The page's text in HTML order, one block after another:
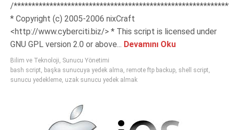
/
* Copyright (c) 2005-2006 nixCraft
<http://www.cyberciti.biz/> * This script is licensed under
GNU GPL version 2.0 or above... Devamını Oku
Bilim ve Teknoloji, Sunucu Yönetimi
bash script, başka sunucuya yedek alma, remote ftp backup, shell script,
sunucu yedekleme, uzak sunucu yedek almak